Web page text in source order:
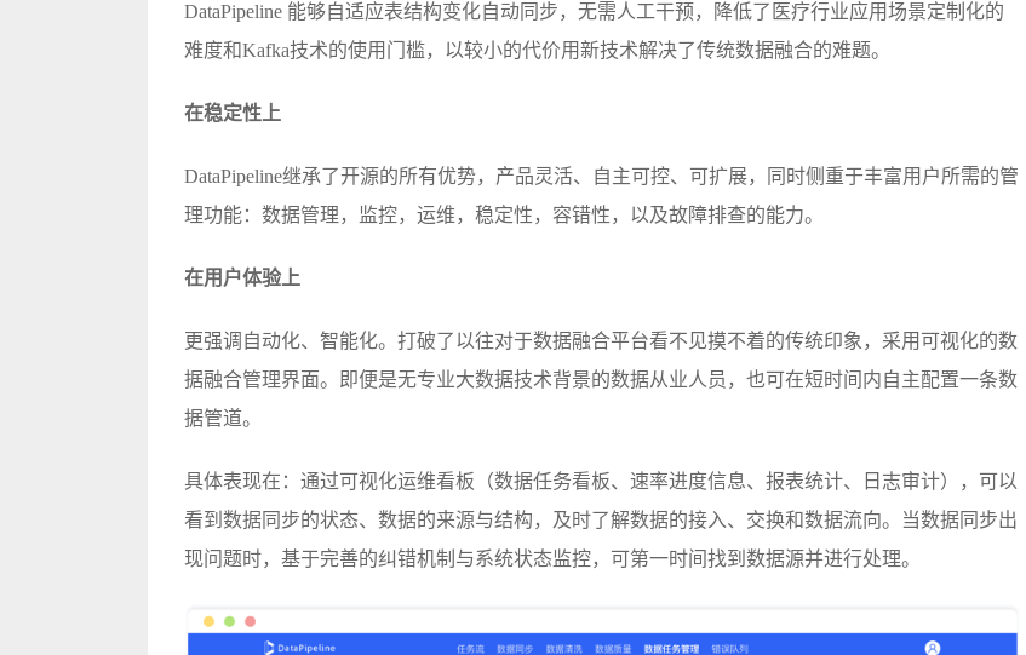
DataPipeline 能够自适应表结构变化自动同步，无需人工干预，降低了医疗行业应用场景定制化的
难度和Kafka技术的使用门槛，以较小的代价用新技术解决了传统数据融合的难题。
在稳定性上
DataPipeline继承了开源的所有优势，产品灵活、自主可控、可扩展，同时侧重于丰富用户所需的管
理功能：数据管理，监控，运维，稳定性，容错性，以及故障排查的能力。
在用户体验上
更强调自动化、智能化。打破了以往对于数据融合平台看不见摸不着的传统印象，采用可视化的数
据融合管理界面。即便是无专业大数据技术背景的数据从业人员，也可在短时间内自主配置一条数
据管道。
具体表现在：通过可视化运维看板（数据任务看板、速率进度信息、报表统计、日志审计），可以
看到数据同步的状态、数据的来源与结构，及时了解数据的接入、交换和数据流向。当数据同步出
现问题时，基于完善的纠错机制与系统状态监控，可第一时间找到数据源并进行处理。